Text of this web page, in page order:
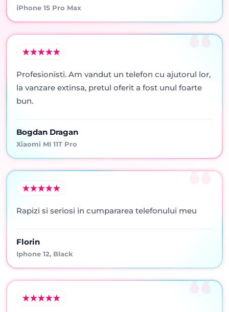
iPhone 15 Pro Max
Profesionisti. Am vandut un telefon cu ajutorul lor,
la vanzare extinsa, pretul oferit a fost unul foarte
bun.
Bogdan Dragan
Xiaomi MI 11T Pro
Rapizi si seriosi in cumpararea telefonului meu
Florin
Iphone 12, Black